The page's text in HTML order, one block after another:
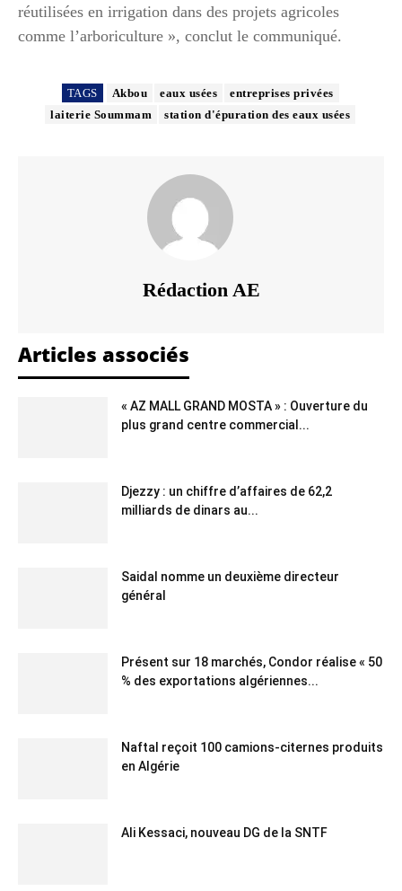
réutilisées en irrigation dans des projets agricoles
comme l’arboriculture », conclut le communiqué.
TAGS Akbou eaux usées
entreprises privées
laiterie Soummam
station d'épuration des eaux usées
Rédaction AE
Articles associés
« AZ MALL GRAND MOSTA » : Ouverture du
plus grand centre commercial...
Djezzy : un chiffre d’affaires de 62,2
milliards de dinars au...
Saidal nomme un deuxième directeur
général
Présent sur 18 marchés, Condor réalise « 50
% des exportations algériennes...
Naftal reçoit 100 camions-citernes produits
en Algérie
Ali Kessaci, nouveau DG de la SNTF